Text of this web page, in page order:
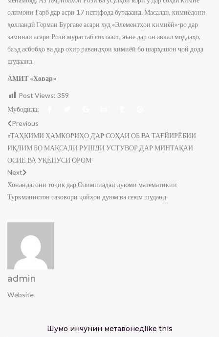
олимони Ғарб дар асри 17 истифода бурдаанд. Масалан, кимиёдони
ҳолландӣ Герман Бургаве асари худ «Элементҳои кимиёӣ»-ро дар
заминаи асари Розӣ мураттаб сохтааст, яъне дар он аввал моддаҳо,
баъд асбобҳо ва дар охир равандҳои кимиёӣ бо шарҳашон ҷой дода
шудаанд.
АМИТ «Ховар»
Post Views: 359
Мубодила:
Previous
«ТАҲКИМИ ҲАМКОРИҲО ДАР СОҲАИ ОБ ВА ТАҒЙИРЁБИИ
ИҚЛИМ БО МАҚСАДИ РУШДИ УСТУВОР ДАР МИНТАҚАИ
ОСИЁ ВА УҚЁНУСИ ОРОМ”
Next
Хонандагони тоҷик дар Олимпиадаи дуюми математикии
Туркманистон сазовори ҷойҳои дуюм ва сеюм шуданд
admin
Website
Шумо инчунин метавонедlike this